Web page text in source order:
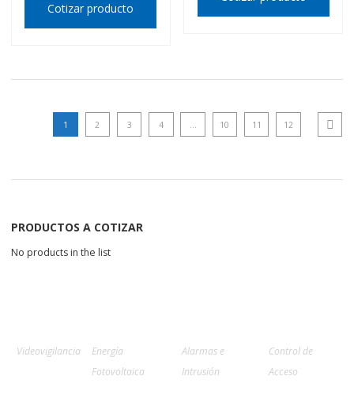
Cotizar producto
1 2 3 4 10 11 12
PRODUCTOS A COTIZAR
No products in the list
Videovigilancia
Energía
Fotovoltaica
Alarmas e
Intrusión
Control de
Acceso